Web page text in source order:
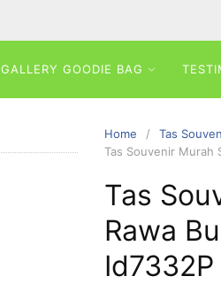
GALLERY GOODIE BAG
Home
Tas
Tas Souvenir Murah
Tas
Rawa
Id7332P